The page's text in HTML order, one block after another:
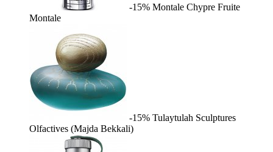
-15% Montale Chypre Fruite
Montale
-15% Tulaytulah Sculptures
Olfactives (Majda Bekkali)